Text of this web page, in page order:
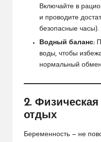
Включайте в
и проводите
безопасные часы).
Водный баланс:
воды, чтобы
нормальный
2.
отдых
Беременность — не